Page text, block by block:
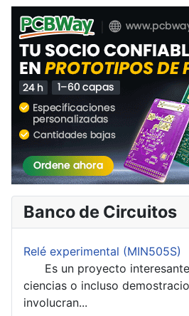
Banco de Circuitos
Relé experimental (MIN505S)
Es un proyecto
ciencias o incluso
involucran...